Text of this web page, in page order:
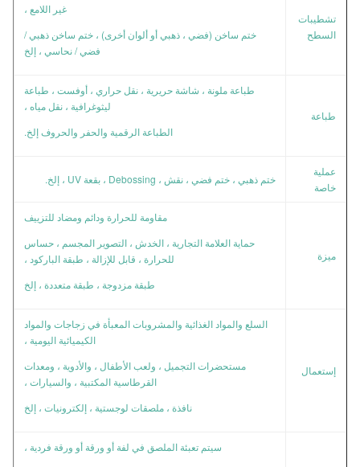
تشطيبات
السطح
غير اللامع ،
ختم ساخن (فضي ، ذهبي أو ألوان أخرى) ، ختم ساخن ذهبي /
فضي / نحاسي ، إلخ
طباعة
طباعة ملونة ، شاشة حريرية ، نقل حراري ، أوفست ، طباعة
ليثوغرافية ، نقل مياه ،
الطباعة الرقمية والحفر والحروف إلخ.
عملية
خاصة
ختم ذهبي ، ختم فضي ، نقش ، Debossing ، بقعة UV ، إلخ.
ميزة
مقاومة للحرارة ودائم ومضاد للتزييف
حماية العلامة التجارية ، الخدش ، التصوير المجسم ، حساس
للحرارة ، قابل للإزالة ، طبقة الباركود ،
طبقة مزدوجة ، طبقة متعددة ، إلخ
إستعمال
السلع والمواد الغذائية والمشروبات المعبأة في زجاجات والمواد
الكيميائية اليومية ،
مستحضرات التجميل ، ولعب الأطفال ، والأدوية ، ومعدات
القرطاسية المكتبية ، والسيارات ،
نافذة ، ملصقات لوجستية ، إلكترونيات ، إلخ
سيتم تعبئة الملصق في لفة أو ورقة أو ورقة فردية ،